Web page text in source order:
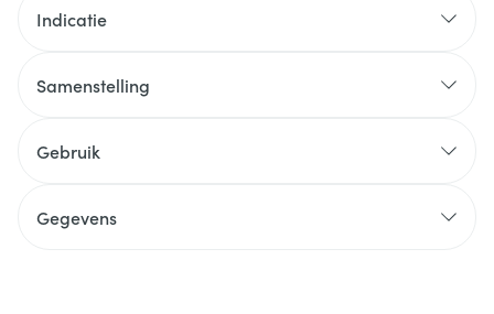
Indicatie
Samenstelling
Gebruik
Gegevens